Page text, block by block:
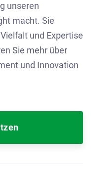
unseren
macht. Sie
und Expertise
Sie mehr über
und Innovation